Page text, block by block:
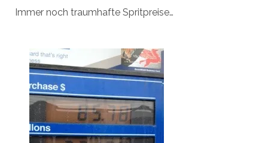
Immer noch traumhafte Spritpreise…